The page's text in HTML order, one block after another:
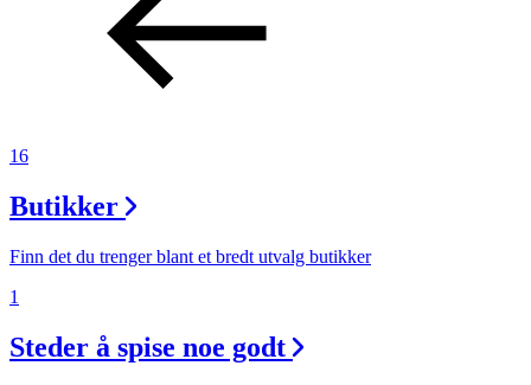
16
Butikker
Finn det du trenger blant et bredt utvalg butikker
1
Steder å spise noe godt